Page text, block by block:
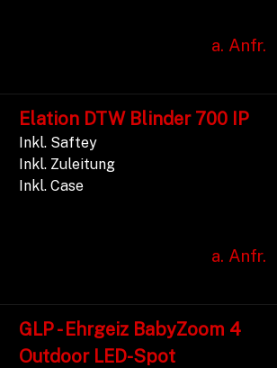
a. Anfr.
Elation DTW Blinder 700 IP
Inkl. Saftey
Inkl. Zuleitung
Inkl. Case
a. Anfr.
GLP - Ehrgeiz BabyZoom 4
Outdoor LED-Spot